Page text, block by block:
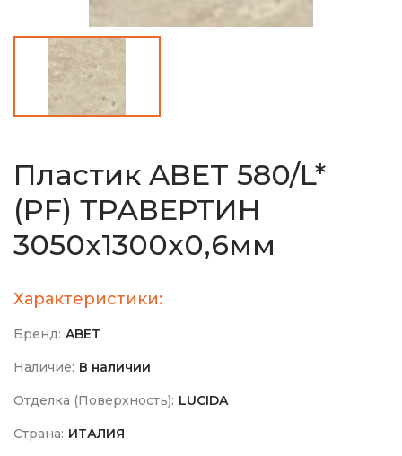
Пластик ABET 580/L*
(PF) ТРАВЕРТИН
3050х1300х0,6мм
Характеристики:
Бренд: ABET
Наличие: В наличии
Отделка (Поверхность): LUCIDA
Страна: ИТАЛИЯ